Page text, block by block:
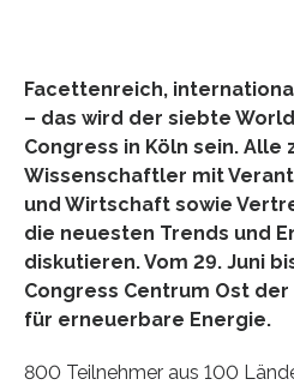
Facettenreich,
– das wird der siebte
Congress in Köln sein. Alle
Wissenschaftler mit
und Wirtschaft sowie
die neuesten Trends und
diskutieren. Vom 29. Juni
Congress Centrum Ost
für erneuerbare Energie.
800 Teilnehmer aus 100